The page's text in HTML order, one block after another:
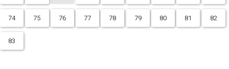
74 75 76 77 78 79 80 81 82
83